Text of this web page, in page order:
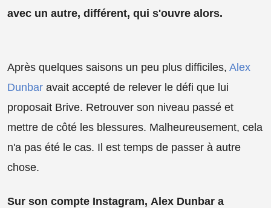
avec un autre, différent, qui s'ouvre alors.
Après quelques saisons un peu plus difficiles, Alex
Dunbar avait accepté de relever le défi que lui
proposait Brive. Retrouver son niveau passé et
mettre de côté les blessures. Malheureusement, cela
n'a pas été le cas. Il est temps de passer à autre
chose.
Sur son compte Instagram, Alex Dunbar a